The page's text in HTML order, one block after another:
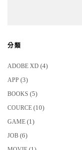
分類
ADOBE XD (4)
APP (3)
BOOKS (5)
COURCE (10)
GAME (1)
JOB (6)